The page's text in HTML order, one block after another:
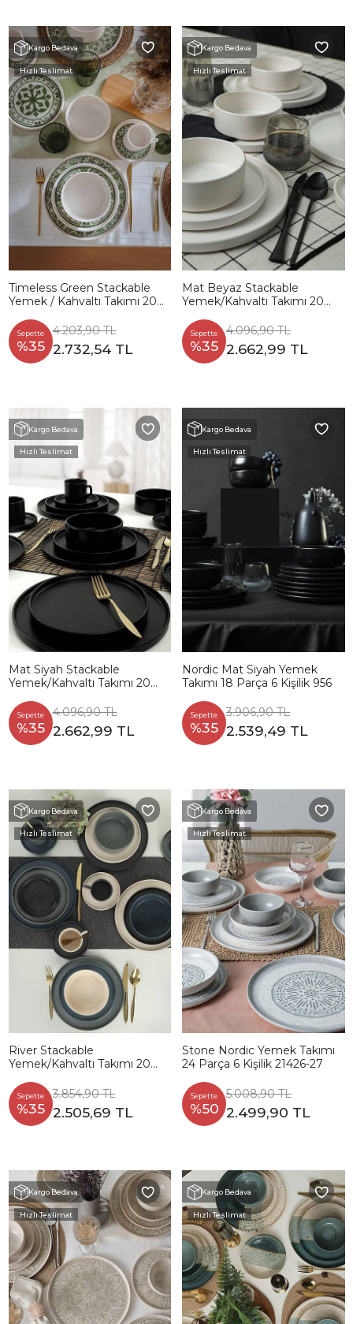
Kargo Bedava
Hızlı Teslimat
Timeless Green Stackable
Yemek / Kahvaltı Takımı 20
Sepette
%35
4.203,90 TL
2.732,54 TL
Kargo Bedava
Hızlı Teslimat
Mat Beyaz Stackable
Yemek/Kahvaltı Takımı 20
Sepette
%35
4.096,90 TL
2.662,99 TL
Kargo Bedava
Hızlı Teslimat
Mat Siyah Stackable
Yemek/Kahvaltı Takımı 20
Sepette
%35
4.096,90 TL
2.662,99 TL
Kargo Bedava
Hızlı Teslimat
Nordic Mat Siyah Yemek
Takımı 18 Parça 6 Kişilik 956
Sepette
%35
3.906,90 TL
2.539,49 TL
Kargo Bedava
Hızlı Teslimat
River Stackable
Yemek/Kahvaltı Takımı 20
Sepette
%35
3.854,90 TL
2.505,69 TL
Kargo Bedava
Hızlı Teslimat
Stone Nordic Yemek Takımı
24 Parça 6 Kişilik 21426-27
Sepette
%50
5.008,90 TL
2.499,90 TL
Kargo Bedava
Hızlı Teslimat
Kargo Bedava
Hızlı Teslimat